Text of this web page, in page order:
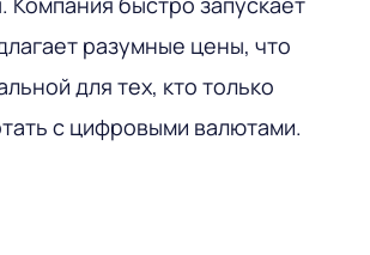
разумные цены, что
для тех, кто только
с цифровыми валютами.